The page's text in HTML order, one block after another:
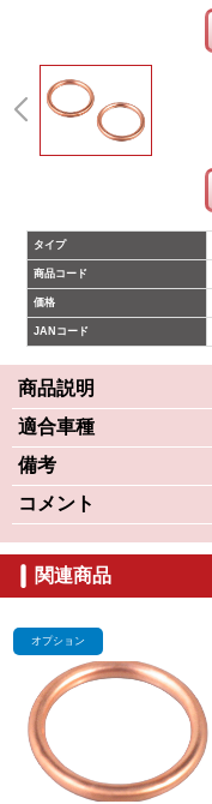
タイプ
商品コード
価格
JANコード
商品説明
適合車種
備考
コメント
関連商品
オプション